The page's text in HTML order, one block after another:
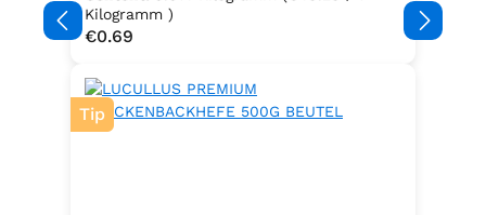
, Emulgator E491 (Unter
Schutzatmosphäre verpackt)
Kilogramm )
Regular price:
€0.69
Tip